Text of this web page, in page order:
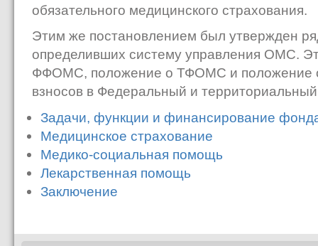
обязательного медицинского страхования.
Этим же постановлением был утвержден
определивших систему управления ОМС.
ФФОМС, положение о ТФОМС и положение о
взносов в Федеральный и
Задачи, функции и финансирование
Медицинское страхование
Медико-социальная помощь
Лекарственная помощь
Заключение